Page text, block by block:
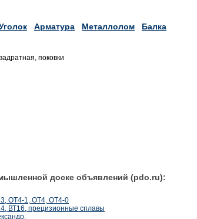
Арматура Металлолом Балка
поковки
доске объявлений (pdo.ru):
ОТ4-1, ОТ4, ОТ4-0
ВТ16, прецизионные сплавы